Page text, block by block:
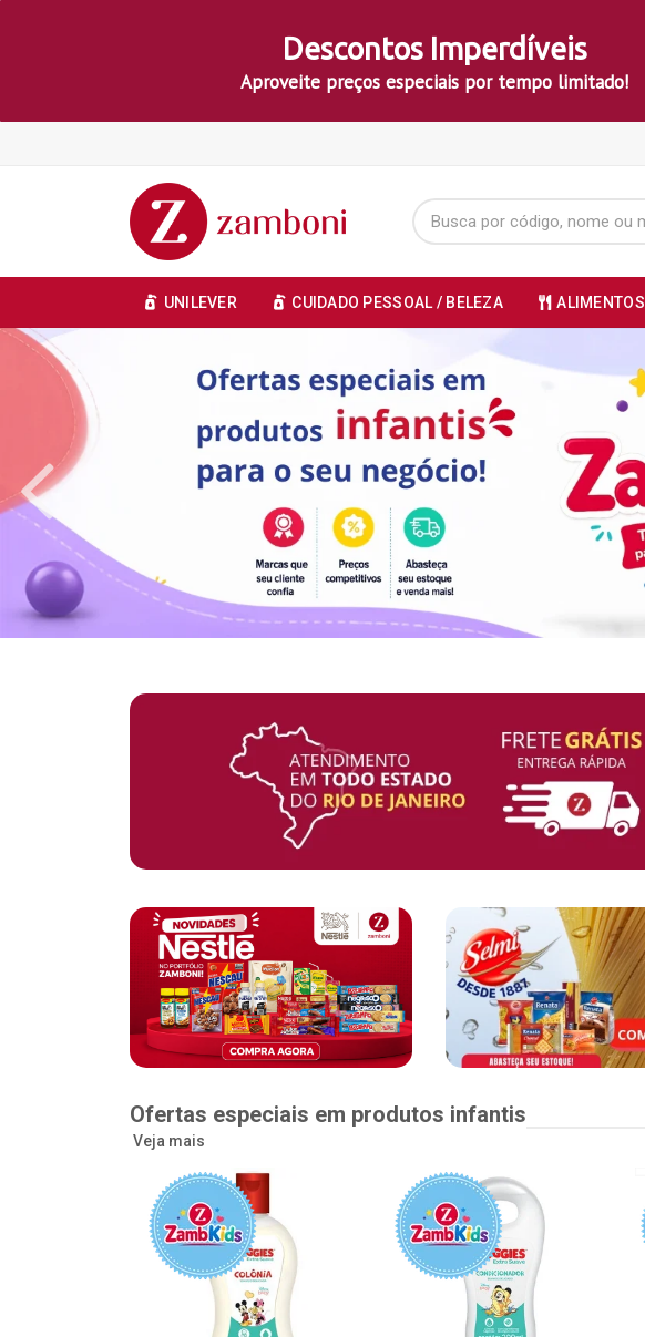
Descontos Imperdíveis
Aproveite preços especiais por tempo limitado!
UNILEVER CUIDADO PESSOAL / BELEZA ALIMENTOS
Ofertas especiais em produtos infantis
Veja mais